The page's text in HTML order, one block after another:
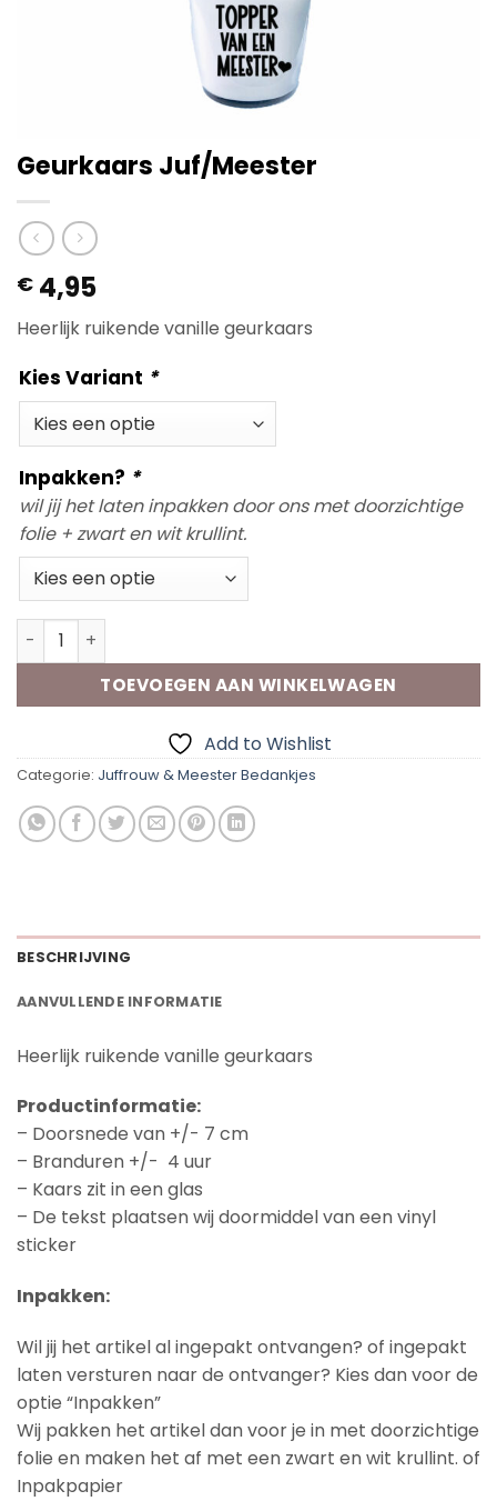
Geurkaars Juf/Meester
€ 4,95
Heerlijk ruikende vanille geurkaars
Kies Variant *
Inpakken? *
wil jij het laten inpakken door ons met doorzichtige
folie + zwart en wit krullint.
Geurkaars Juf/Meester aantal
TOEVOEGEN AAN WINKELWAGEN
Add to Wishlist
Categorie: Juffrouw & Meester Bedankjes
BESCHRIJVING
AANVULLENDE INFORMATIE
Heerlijk ruikende vanille geurkaars
Productinformatie:
– Doorsnede van +/- 7 cm
– Branduren +/- 4 uur
– Kaars zit in een glas
– De tekst plaatsen wij doormiddel van een vinyl
sticker
Inpakken:
Wil jij het artikel al ingepakt ontvangen? of ingepakt
laten versturen naar de ontvanger? Kies dan voor de
optie “Inpakken”
Wij pakken het artikel dan voor je in met doorzichtige
folie en maken het af met een zwart en wit krullint. of
Inpakpapier